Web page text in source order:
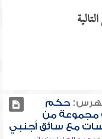
حكم
مجموعة من
مع سائق أجنبي